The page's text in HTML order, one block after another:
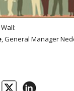
, General Manager